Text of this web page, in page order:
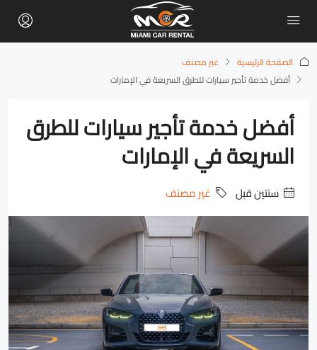
الصفحة الرئيسية
غير مصنف
أفضل خدمة تأجير سيارات للطرق السريعة في الإمارات
أفضل خدمة تأجير سيارات للطرق
السريعة في الإمارات
‏سنتين قبل غير مصنف